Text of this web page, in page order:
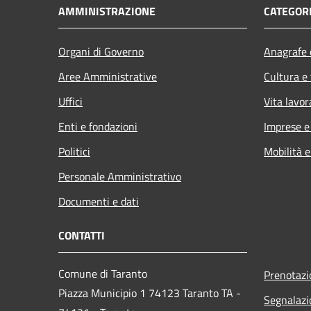
AMMINISTRAZIONE
Organi di Governo
Aree Amministrative
Uffici
Enti e fondazioni
Politici
Personale Amministrativo
Documenti e dati
Cultura
Vita
Imprese
Mobilità
CONTATTI
Comune di Taranto
Piazza Municipio 1 74123 Taranto TA -